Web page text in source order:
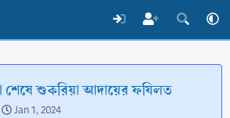
শেষে শুকরিয়া আদায়ের ফযিলত
S
Jan 1, 2024